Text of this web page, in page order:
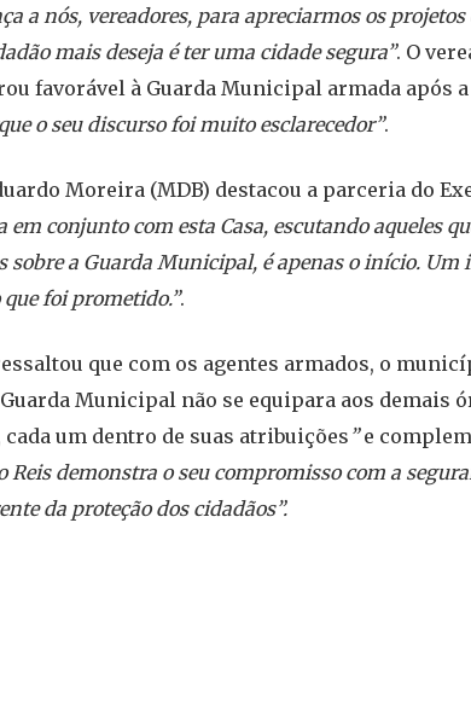
a nós, vereadores, para apreciarmos os
mais deseja é ter uma cidade segura”. O
favorável à Guarda Municipal armada após
o seu discurso foi muito esclarecedor”.
Moreira (MDB) destacou a parceria do
em conjunto com esta Casa, escutando aqueles
sobre a Guarda Municipal, é apenas o início.
foi prometido.”.
que com os agentes armados, o
Municipal não se equipara aos demais
um dentro de suas atribuições ”e
demonstra o seu compromisso com a
da proteção dos cidadãos”.